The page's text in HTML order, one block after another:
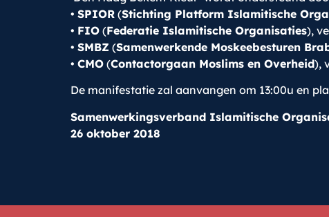
• SPIOR (Stichting Platform Islamitische
• FIO (Federatie Islamitische Organisaties),
• SMBZ (Samenwerkende Moskeebesturen
• CMO (Contactorgaan Moslims en Overheid),
De manifestatie zal aanvangen om 13:00u en
Samenwerkingsverband Islamitische
26 oktober 2018